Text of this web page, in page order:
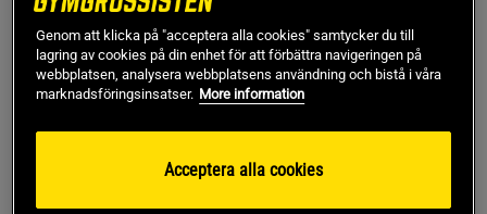
Lägg i varukorgen
Fri frakt över 499 kr Fri retur 14 dagars ångerrätt
Genom att klicka på "acceptera alla cookies" samtycker du till
lagring av cookies på din enhet för att förbättra navigeringen på
webbplatsen, analysera webbplatsens användning och bistå i våra
marknadsföringsinsatser. More information
Acceptera alla cookies